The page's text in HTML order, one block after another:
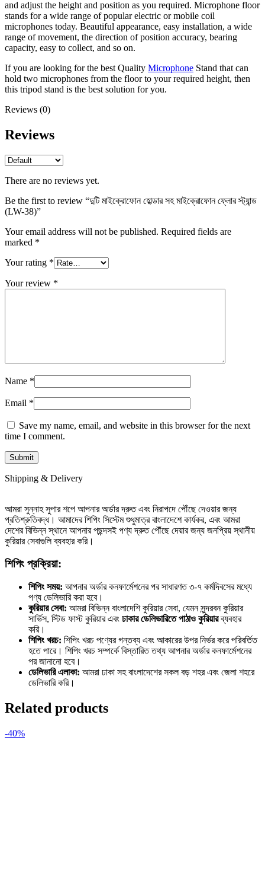
and adjust the height and position as you required. Microphone floor
stands for a wide range of popular electric or mobile coil
microphones today. Beautiful appearance, easy installation, a wide
range of movement, the direction of position accuracy, bearing
capacity, easy to collect, and so on.
If you are looking for the best Quality Microphone Stand that can
hold two microphones from the floor to your required height, then
this tripod stand is the best solution for you.
Reviews (0)
Reviews
There are no reviews yet.
Be the first to review “দুটি মাইক্রোফোন হোল্ডার সহ মাইক্রোফোন ফ্লোর স্ট্যান্ড
(LW-38)”
Your email address will not be published. Required fields are
marked *
Your rating *
Your review *
Name *
Email *
Save my name, email, and website in this browser for the next
time I comment.
Shipping & Delivery
আমরা সুন্নাহ সুপার শপে আপনার অর্ডার দ্রুত এবং নিরাপদে পৌঁছে দেওয়ার জন্য
প্রতিশ্রুতিবদ্ধ। আমাদের শিপিং সিস্টেম শুধুমাত্র বাংলাদেশে কার্যকর, এবং আমরা
দেশের বিভিন্ন স্থানে আপনার পছন্দসই পণ্য দ্রুত পৌঁছে দেয়ার জন্য জনপ্রিয় স্থানীয়
কুরিয়ার সেবাগুলি ব্যবহার করি।
শিপিং প্রক্রিয়া:
শিপিং সময়: আপনার অর্ডার কনফার্মেশনের পর সাধারণত ৩-৭ কর্মদিবসের মধ্যে
পণ্য ডেলিভারি করা হবে।
কুরিয়ার সেবা: আমরা বিভিন্ন বাংলাদেশি কুরিয়ার সেবা, যেমন সুন্দরবন কুরিয়ার
সার্ভিস, স্টিড ফাস্ট কুরিয়ার এবং ঢাকার ডেলিভারিতে পাঠাও কুরিয়ারব্যবহার
করি।
শিপিং খরচ: শিপিং খরচ পণ্যের গন্তব্য এবং আকারের উপর নির্ভর করে পরিবর্তিত
হতে পারে। শিপিং খরচ সম্পর্কে বিস্তারিত তথ্য আপনার অর্ডার কনফার্মেশনের
পর জানানো হবে।
ডেলিভারি এলাকা: আমরা ঢাকা সহ বাংলাদেশের সকল বড় শহর এবং জেলা শহরে
ডেলিভারি করি।
Related products
-40%